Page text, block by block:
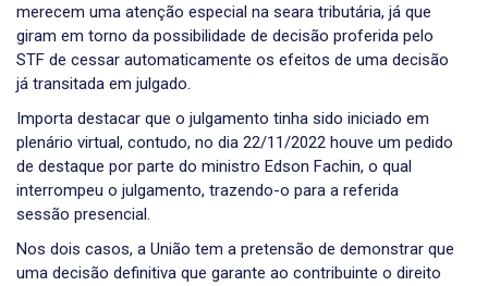
merecem uma atenção especial na seara tributária, já que
giram em torno da possibilidade de decisão proferida pelo
STF de cessar automaticamente os efeitos de uma decisão
já transitada em julgado.
Importa destacar que o julgamento tinha sido iniciado em
plenário virtual, contudo, no dia 22/11/2022 houve um pedido
de destaque por parte do ministro Edson Fachin, o qual
interrompeu o julgamento, trazendo-o para a referida
sessão presencial.
Nos dois casos, a União tem a pretensão de demonstrar que
uma decisão definitiva que garante ao contribuinte o direito